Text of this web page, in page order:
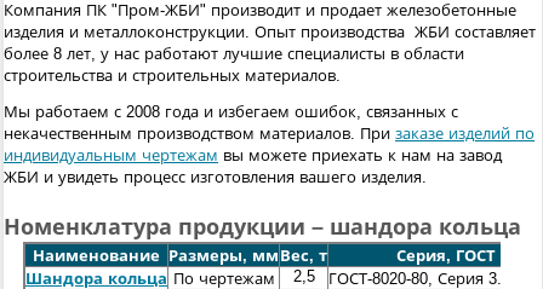
Компания ПК "Пром-ЖБИ" производит и продает железобетонные
изделия и металлоконструкции. Опыт производства ЖБИ составляет
более 8 лет, у нас работают лучшие специалисты в области
строительства и строительных материалов.
Мы работаем с 2008 года и избегаем ошибок, связанных с
некачественным производством материалов. При заказе изделий по
индивидуальным чертежам вы можете приехать к нам на завод
ЖБИ и увидеть процесс изготовления вашего изделия.
Номенклатура продукции – шандора кольца
Наименование Размеры, мм Вес, т
Серия, ГОСТ
Шандора кольца По чертежам 2,5 ГОСТ-8020-80, Серия